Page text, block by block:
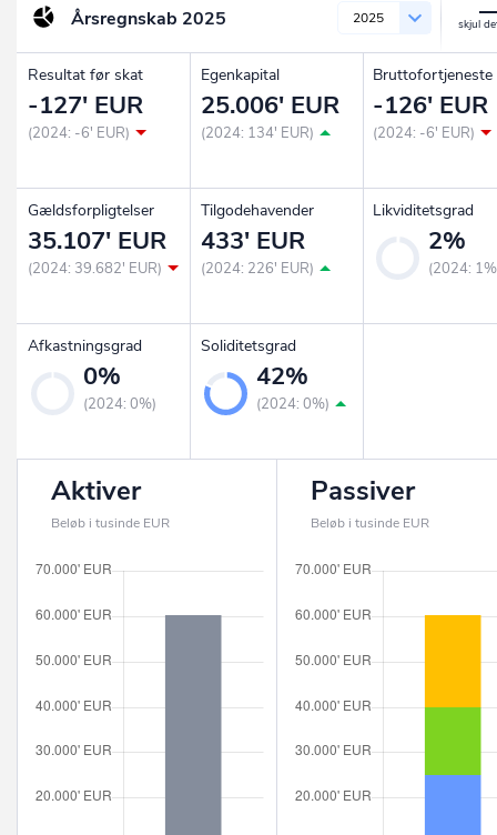
Årsregnskab 2025 2025
Resultat før skat
-127' EUR
(2024: -6' EUR)
Egenkapital
25.006' EUR
(2024: 134' EUR)
Bruttofortjeneste
-126' EUR
(2024: -6' EUR)
Gældsforpligtelser
35.107' EUR
(2024: 39.682' EUR)
Tilgodehavender
433' EUR
(2024: 226' EUR)
Likviditetsgrad
2%
(2024:
Afkastningsgrad
0%
(2024: 0%)
Soliditetsgrad
42%
(2024: 0%)
Aktiver
Beløb i tusinde EUR
Passiver
Beløb i tusinde EUR